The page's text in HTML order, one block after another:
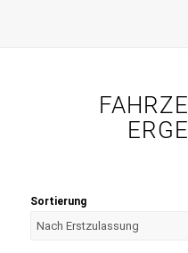
Sortierung